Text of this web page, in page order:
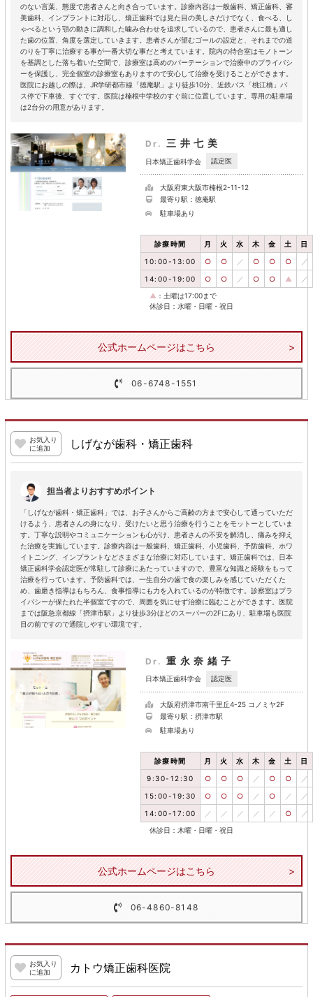
のない言葉、態度で患者さんと向き合っています。診療内容は一般歯科、矯正歯科、審
美歯科、インプラントに対応し、矯正歯科では見た目の美しさだけでなく、食べる、し
ゃべるという顎の動きに調和した噛み合わせを追求しているので、患者さんに最も適し
た歯の位置、角度を選定していきます。患者さんが望むゴールの設定と、それまでの道
のりを丁寧に治療する事が一番大切な事だと考えています。院内の待合室はモノトーン
を基調とした落ち着いた空間で、診療室は高めのパーテーションで治療中のプライバシ
ーを保護し、完全個室の診療室もありますので安心して治療を受けることができます。
医院にお越しの際は、JR学研都市線「徳庵駅」より徒歩10分、近鉄バス「桃江橋」バ
ス停で下車後、すぐです。医院は楠根中学校のすぐ前に位置しています。専用の駐車場
は2台分の用意があります。
Dr. 三井七美
日本矯正歯科学会 認定医
大阪府東大阪市楠根2-11-12
最寄り駅：徳庵駅
駐車場あり
診療時間 月 火 水 木 金 土 日
10:00-13:00 ○ ○ ／ ○ ○ ○ ／
14:00-19:00 ○ ○ ／ ○ ○ ▲ ／
▲ ：土曜は17:00まで
休診日：水曜・日曜・祝日
公式ホームページはこちら
06-6748-1551
お気入り
に追加
しげなが歯科・矯正歯科
担当者よりおすすめポイント
「しげなが歯科・矯正歯科」では、お子さんからご高齢の方まで安心して通っていただ
けるよう、患者さんの身になり、受けたいと思う治療を行うことをモットーとしていま
す。丁寧な説明やコミュニケーションも心がけ、患者さんの不安を解消し、痛みを抑え
た治療を実施しています。診療内容は一般歯科、矯正歯科、小児歯科、予防歯科、ホワ
イトニング、インプラントなどさまざまな治療に対応しています。矯正歯科では、日本
矯正歯科学会認定医が常駐して診療にあたっていますので、豊富な知識と経験をもって
治療を行っています。予防歯科では、一生自分の歯で食の楽しみを感じていただくた
め、歯磨き指導はもちろん、食事指導にも力を入れているのが特徴です。診察室はプラ
イバシーが保たれた半個室ですので、周囲を気にせず治療に臨むことができます。医院
までは阪急京都線「摂津市駅」より徒歩3分ほどのスーパーの2Fにあり、駐車場も医院
目の前ですので通院しやすい環境です。
Dr. 重永奈緒子
日本矯正歯科学会 認定医
大阪府摂津市南千里丘4-25 コノミヤ2F
最寄り駅：摂津市駅
駐車場あり
診療時間 月 火 水 木 金 土 日
9:30-12:30 ○ ○ ○ ／ ○ ○ ／
15:00-19:30 ○ ○ ○ ／ ○ ／ ／
14:00-17:00 ／ ／ ／ ／ ／ ○ ／
休診日：木曜・日曜・祝日
公式ホームページはこちら
06-4860-8148
お気入り
に追加
カトウ矯正歯科医院